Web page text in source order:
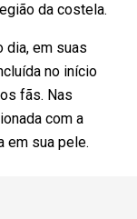
da costela.
dia, em suas
no início
fãs. Nas
com a
em sua pele.